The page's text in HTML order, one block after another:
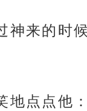
神来的时
地点点他